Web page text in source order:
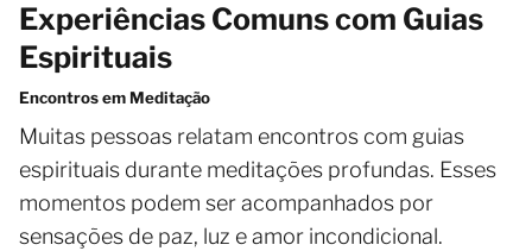
Experiências Comuns com Guias
Espirituais
Encontros em Meditação
Muitas pessoas relatam encontros com guias
espirituais durante meditações profundas. Esses
momentos podem ser acompanhados por
sensações de paz, luz e amor incondicional.